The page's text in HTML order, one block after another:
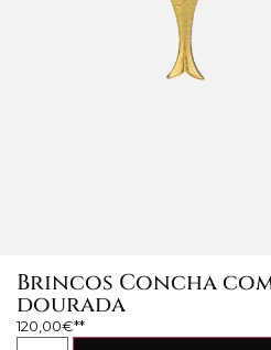
Brincos Concha
dourada
120,00€